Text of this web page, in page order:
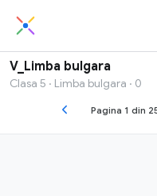
V_Limba bulgara
Clasa 5 · Limba bulgara · 0
Pagina 1 din